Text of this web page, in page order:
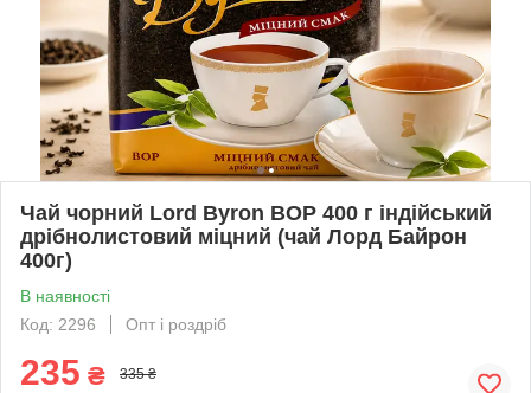
Чай чорний Lord Byron BOP 400 г індійський
дрібнолистовий міцний (чай Лорд Байрон
400г)
В наявності
Код: 2296
Опт і роздріб
235 ₴ 335 ₴